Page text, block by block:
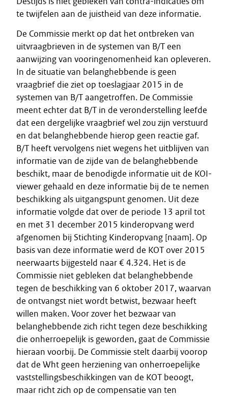
te twijfelen aan de juistheid van deze informatie.
De Commissie merkt op dat het ontbreken van
uitvraagbrieven in de systemen van B/T een
aanwijzing van vooringenomenheid kan opleveren.
In de situatie van belanghebbende is geen
vraagbrief die ziet op toeslagjaar 2015 in de
systemen van B/T aangetroffen. De Commissie
meent echter dat B/T in de veronderstelling leefde
dat een dergelijke vraagbrief wel zou zijn verstuurd
en dat belanghebbende hierop geen reactie gaf.
B/T heeft vervolgens niet wegens het uitblijven van
informatie van de zijde van de belanghebbende
beschikt, maar de benodigde informatie uit de KOI-
viewer gehaald en deze informatie bij de te nemen
beschikking als uitgangspunt genomen. Uit deze
informatie volgde dat over de periode 13 april tot
en met 31 december 2015 kinderopvang werd
afgenomen bij Stichting Kinderopvang [naam]. Op
basis van deze informatie werd de KOT over 2015
neerwaarts bijgesteld naar € 4.324. Het is de
Commissie niet gebleken dat belanghebbende
tegen de beschikking van 6 oktober 2017, waarvan
de ontvangst niet wordt betwist, bezwaar heeft
willen maken. Voor zover het bezwaar van
belanghebbende zich richt tegen deze beschikking
die onherroepelijk is geworden, gaat de Commissie
hieraan voorbij. De Commissie stelt daarbij voorop
dat de Wht geen herziening van onherroepelijke
vaststellingsbeschikkingen van de KOT beoogt,
maar richt zich op de compensatie van ten